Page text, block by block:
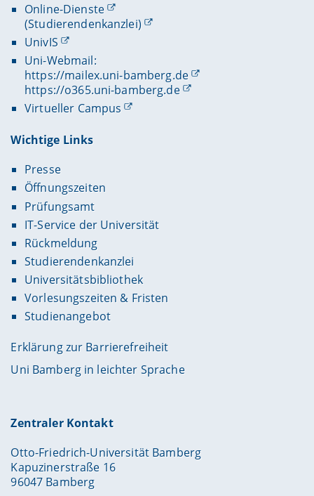
Online-Dienste
(Studierendenkanzlei)
UnivIS
Uni-Webmail:
https://mailex.uni-bamberg.de
https://o365.uni-bamberg.de
Virtueller Campus
Wichtige Links
Presse
Öffnungszeiten
Prüfungsamt
IT-Service der Universität
Rückmeldung
Studierendenkanzlei
Universitätsbibliothek
Vorlesungszeiten & Fristen
Studienangebot
Erklärung zur Barrierefreiheit
Uni Bamberg in leichter Sprache
Zentraler Kontakt
Otto-Friedrich-Universität Bamberg
Kapuzinerstraße 16
96047 Bamberg